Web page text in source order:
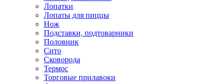
Лопатки
Лопаты для пиццы
Нож
Подставки, подтоварники
Половник
Сито
Сковорода
Термос
Торговые прилавоки